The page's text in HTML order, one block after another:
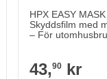
HPX EASY
Skyddsfilm med
– För
43,90kr